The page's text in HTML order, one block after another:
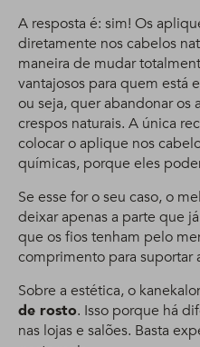
A resposta é: sim! Os
diretamente nos cabelos
maneira de mudar
vantajosos para quem está
ou seja, quer abandonar os
crespos naturais. A única
colocar o aplique nos
químicas, porque eles
Se esse for o seu caso, o
deixar apenas a parte que
que os fios tenham pelo
comprimento para suportar
Sobre a estética, o
de rosto. Isso porque há
nas lojas e salões. Basta